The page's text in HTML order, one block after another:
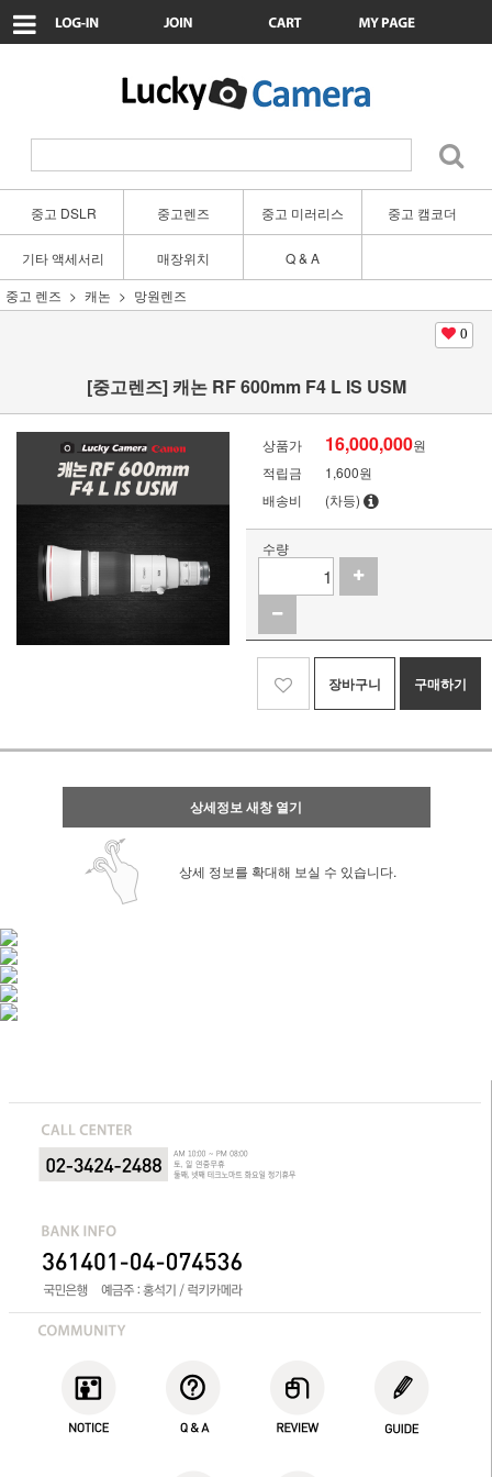
중고 DSLR 중고렌즈 중고 미러리스 중고 캠코더
기타 액세서리 매장위치
Q & A
중고 렌즈
캐논 망원렌즈
0
[중고렌즈] 캐논 RF 600mm F4 L IS USM
상품가 16,000,000원
적립금
1,600원
배송비
(차등)
수량
장바구니 구매하기
상세정보 새창 열기
상세 정보를 확대해 보실 수 있습니다.